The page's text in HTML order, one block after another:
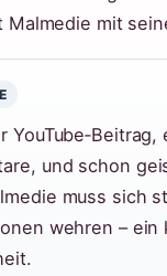
Malmedie mit
und schon
muss sich
wehren –